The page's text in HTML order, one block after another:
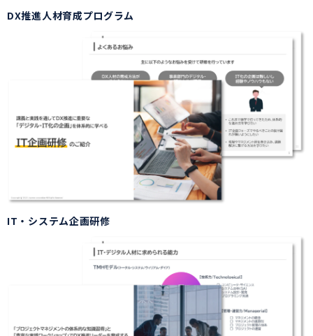
DX推進人材育成プログラム
IT・システム企画研修